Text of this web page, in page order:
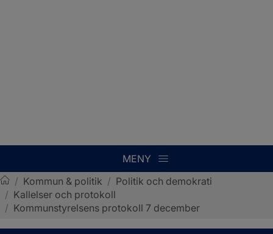
MENY
Sotenäs kommun
/ Kommun & politik / Politik och demokrati
/ Kallelser och protokoll
/ Kommunstyrelsens protokoll 7 december